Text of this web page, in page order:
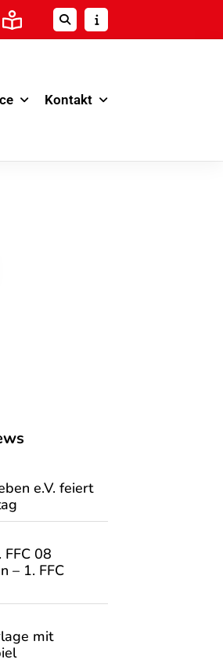
Kontakt
e.V. feiert
08
– 1. FFC
mit